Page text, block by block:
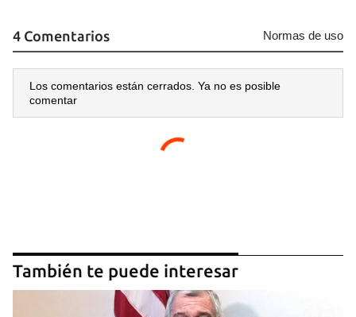
4 Comentarios Normas de uso
Los comentarios están cerrados. Ya no es posible
comentar
También te puede interesar